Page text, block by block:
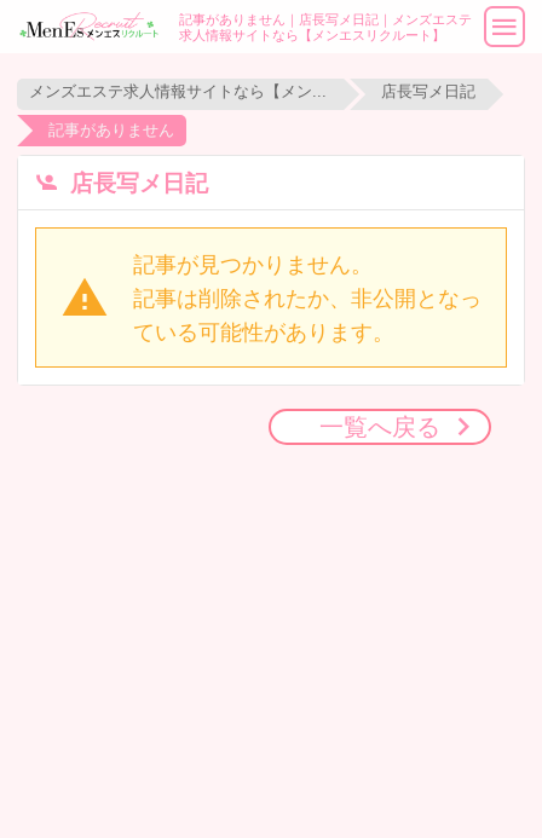
記事がありません｜店長写メ日記｜メンズエステ
求人情報サイトなら【メンエスリクルート】
店長写メ日記
記事がありません
店長写メ日記
記事が見つかりません。
記事は削除されたか、非公開となっ
ている可能性があります。
一覧へ戻る